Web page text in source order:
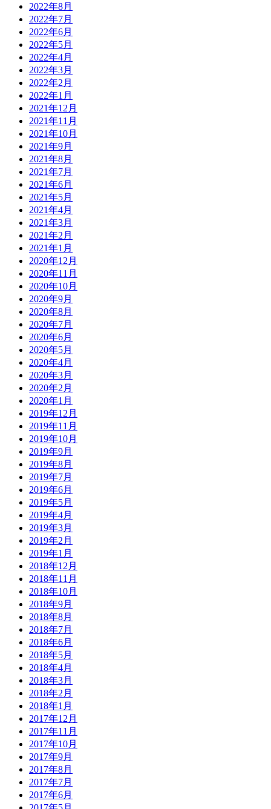
2022年8月
2022年7月
2022年6月
2022年5月
2022年4月
2022年3月
2022年2月
2022年1月
2021年12月
2021年11月
2021年10月
2021年9月
2021年8月
2021年7月
2021年6月
2021年5月
2021年4月
2021年3月
2021年2月
2021年1月
2020年12月
2020年11月
2020年10月
2020年9月
2020年8月
2020年7月
2020年6月
2020年5月
2020年4月
2020年3月
2020年2月
2020年1月
2019年12月
2019年11月
2019年10月
2019年9月
2019年8月
2019年7月
2019年6月
2019年5月
2019年4月
2019年3月
2019年2月
2019年1月
2018年12月
2018年11月
2018年10月
2018年9月
2018年8月
2018年7月
2018年6月
2018年5月
2018年4月
2018年3月
2018年2月
2018年1月
2017年12月
2017年11月
2017年10月
2017年9月
2017年8月
2017年7月
2017年6月